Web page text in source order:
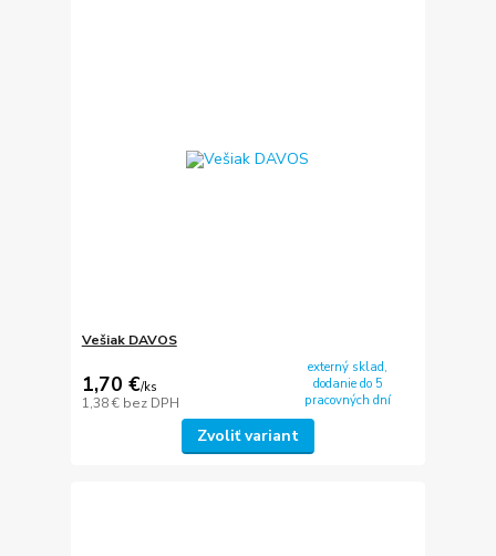
Vešiak DAVOS
1,70 €/ks
1,38 € bez DPH
externý sklad,
dodanie do 5
pracovných dní
Zvoliť variant